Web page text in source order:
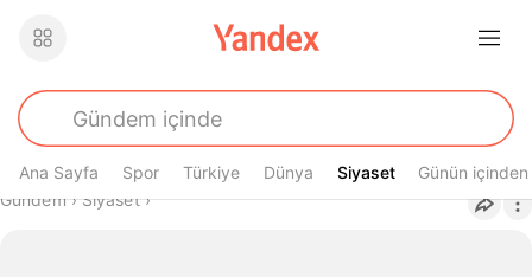
Ana Sayfa Spor Türkiye Dünya Siyaset
Siyaset Günün içinden
Buradasın
Gündem› Siyaset›